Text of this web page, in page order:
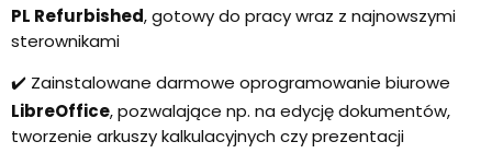
PL Refurbished, gotowy do pracy wraz z najnowszymi
sterownikami
✔️ Zainstalowane darmowe oprogramowanie biurowe
LibreOffice, pozwalające np. na edycję dokumentów,
tworzenie arkuszy kalkulacyjnych czy prezentacji